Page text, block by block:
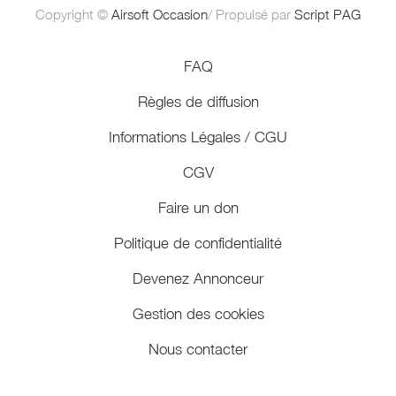
Copyright © Airsoft Occasion/ Propulsé par Script PAG
FAQ
Règles de diffusion
Informations Légales / CGU
CGV
Faire un don
Politique de confidentialité
Devenez Annonceur
Gestion des cookies
Nous contacter